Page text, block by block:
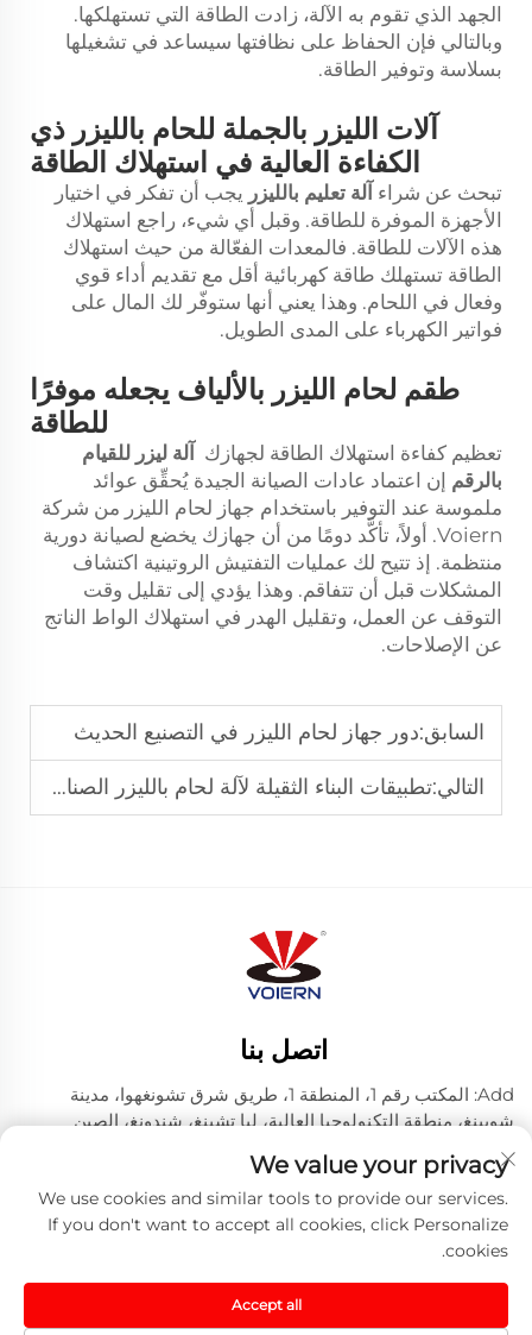
الجهد الذي تقوم به الآلة، زادت الطاقة التي تستهلكها.
وبالتالي فإن الحفاظ على نظافتها سيساعد في تشغيلها
بسلاسة وتوفير الطاقة.
آلات الليزر بالجملة للحام بالليزر ذي
الكفاءة العالية في استهلاك الطاقة
تبحث عن شراء آلة تعليم بالليزر يجب أن تفكر في اختيار
الأجهزة الموفرة للطاقة. وقبل أي شيء، راجع استهلاك
هذه الآلات للطاقة. فالمعدات الفعّالة من حيث استهلاك
الطاقة تستهلك طاقة كهربائية أقل مع تقديم أداء قوي
وفعال في اللحام. وهذا يعني أنها ستوفّر لك المال على
فواتير الكهرباء على المدى الطويل.
طقم لحام الليزر بالألياف يجعله موفرًا
للطاقة
تعظيم كفاءة استهلاك الطاقة لجهازك آلة ليزر للقيام
بالرقم إن اعتماد عادات الصيانة الجيدة يُحقِّق عوائد
ملموسة عند التوفير باستخدام جهاز لحام الليزر من شركة
Voiern. أولاً، تأكَّد دومًا من أن جهازك يخضع لصيانة دورية
منتظمة. إذ تتيح لك عمليات التفتيش الروتينية اكتشاف
المشكلات قبل أن تتفاقم. وهذا يؤدي إلى تقليل وقت
التوقف عن العمل، وتقليل الهدر في استهلاك الواط الناتج
عن الإصلاحات.
السابق:دور جهاز لحام الليزر في التصنيع الحديث
التالي:تطبيقات البناء الثقيلة لآلة لحام بالليزر الصناعية
اتصل بنا
Add: المكتب رقم 1، المنطقة 1، طريق شرق تشونغهوا، مدينة
شويينغ، منطقة التكنولوجيا العالية، ليا تشينغ، شندونغ، الصين
الهاتف: +86-635 8512218
البريد الإلكتروني:[email protected]
سياسة الخصوصية
We value your privacy
We use cookies and similar tools to provide our services.
If you don't want to accept all cookies, click Personalize
cookies.
Accept all